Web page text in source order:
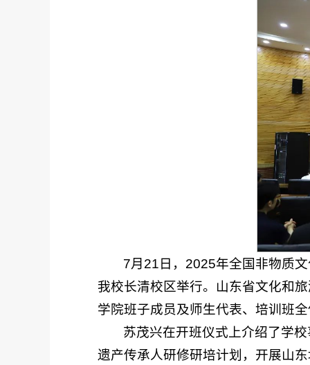
7月21日，2025年全国非物质
我校长清校区举行。山东省文化和
学院班子成员及师生代表、培训班
苏茂兴在开班仪式上介绍了学
遗产传承人研修研培计划，开展山